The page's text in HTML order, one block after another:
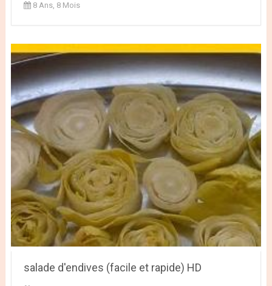
8 Ans, 8 Mois
salade d'endives (facile et rapide) HD